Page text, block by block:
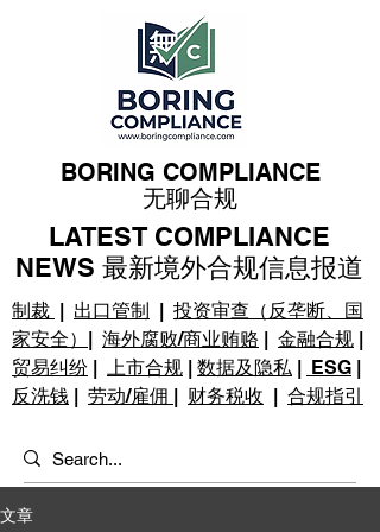
制裁 | 出口管制 | 投资审查（反垄断、国
家安全） | 海外腐败/商业贿赂 | 金融合规 |
贸易纠纷 | 上市合规 | 数据及隐私 | ESG |
反洗钱 | 劳动/雇佣 | 财务税收 | 合规指引
BORING COMPLIANCE
无聊合规
LATEST COMPLIANCE
NEWS 最新境外合规信息报道
文章